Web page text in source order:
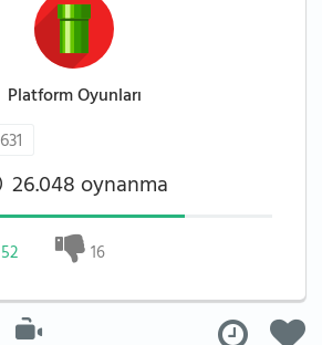
Platform Oyunları
631
26.048 oynanma
52 16